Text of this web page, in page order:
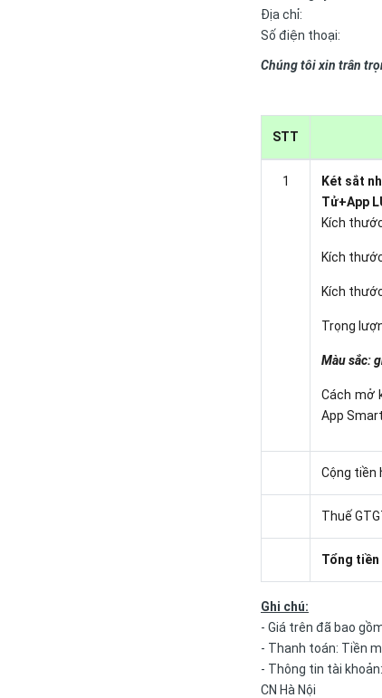
Địa chỉ:
Số điện thoại:
Chúng tôi xin trân
STT
1
Két sắt
Tử+App
Kích
Kích
Kích
Trọng
Màu sắc:
Cách
App
Cộng tiền
Thuế
Tổng tiền
Ghi chú:
- Giá trên đã bao
- Thanh toán: Tiền
- Thông tin tài khoản:
CN Hà Nội